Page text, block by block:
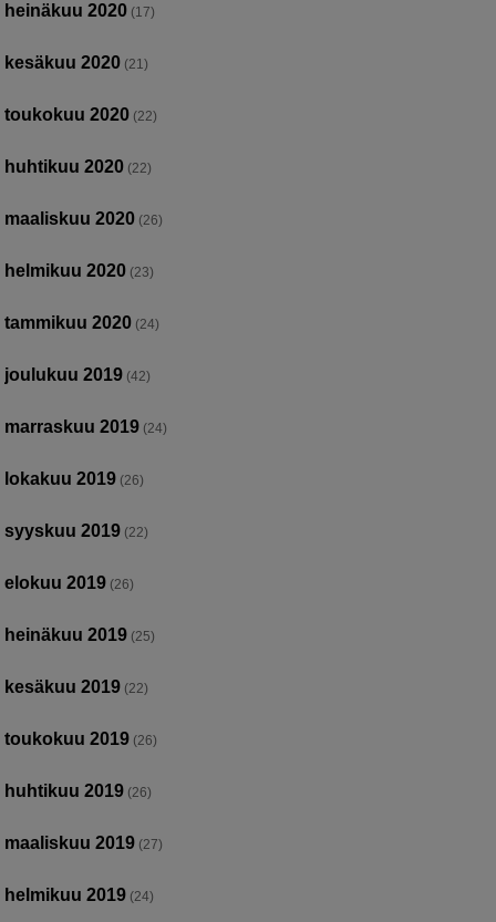
heinäkuu 2020 (17)
kesäkuu 2020 (21)
toukokuu 2020 (22)
huhtikuu 2020 (22)
maaliskuu 2020 (26)
helmikuu 2020 (23)
tammikuu 2020 (24)
joulukuu 2019 (42)
marraskuu 2019 (24)
lokakuu 2019 (26)
syyskuu 2019 (22)
elokuu 2019 (26)
heinäkuu 2019 (25)
kesäkuu 2019 (22)
toukokuu 2019 (26)
huhtikuu 2019 (26)
maaliskuu 2019 (27)
helmikuu 2019 (24)